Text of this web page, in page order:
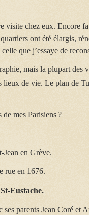
visite chez eux. Encore
ont été élargis,
que j’essaye de
mais la plupart
lieux de vie. Le plan de
mes Parisiens ?
Jean en Grève.
rue en 1676.
Eustache.
parents Jean Coré et